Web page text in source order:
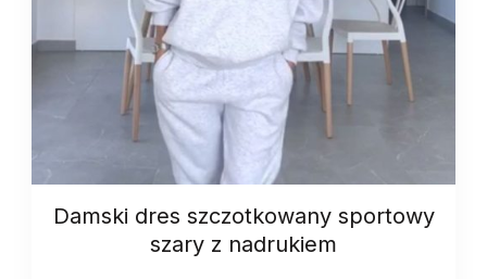
Damski dres szczotkowany sportowy
szary z nadrukiem